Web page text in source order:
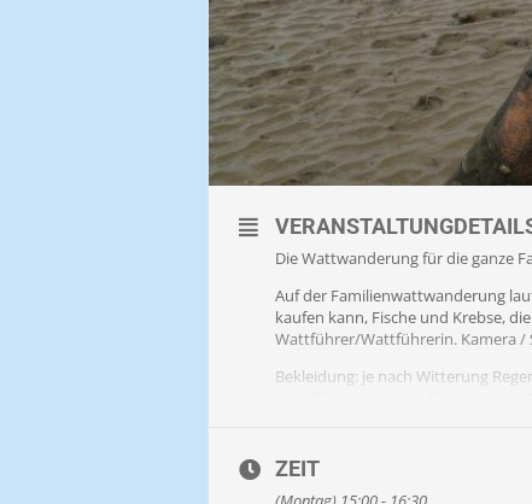
Die Wattwanderung für die ganze
Auf der Familienwattwanderung
kaufen kann, Fische und Krebse,
Wattführer/Wattführerin. Kamera /
Bekleidung: je nach Witterung
Im Winter lange Hose, im Sommer
Barfußlaufen wird aufgrund der
ZEIT